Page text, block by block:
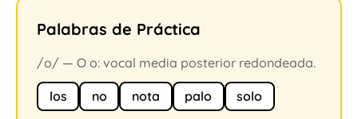
Palabras de Práctica
/o/ — O o: vocal media posterior redondeada.
los no nota palo solo